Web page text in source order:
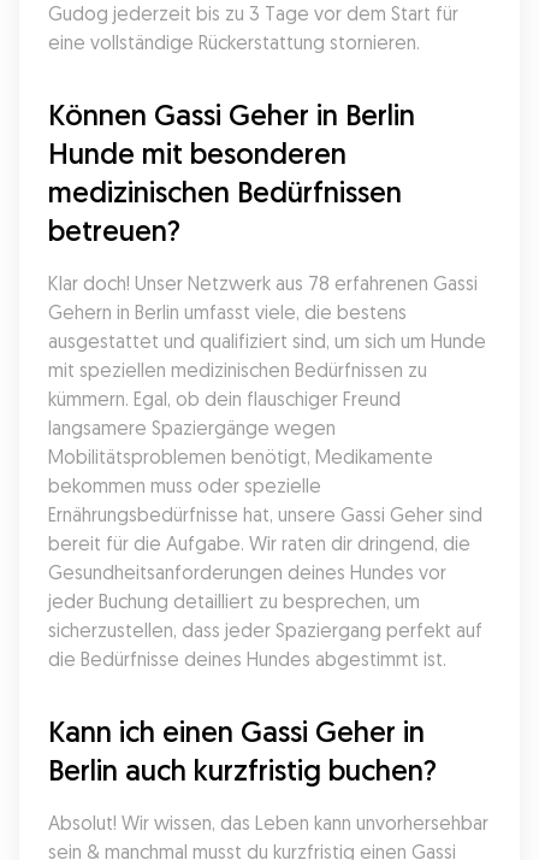
Gudog jederzeit bis zu 3 Tage vor dem Start für
eine vollständige Rückerstattung stornieren.
Können Gassi Geher in Berlin
Hunde mit besonderen
medizinischen Bedürfnissen
betreuen?
Klar doch! Unser Netzwerk aus 78 erfahrenen Gassi
Gehern in Berlin umfasst viele, die bestens
ausgestattet und qualifiziert sind, um sich um Hunde
mit speziellen medizinischen Bedürfnissen zu
kümmern. Egal, ob dein flauschiger Freund
langsamere Spaziergänge wegen
Mobilitätsproblemen benötigt, Medikamente
bekommen muss oder spezielle
Ernährungsbedürfnisse hat, unsere Gassi Geher sind
bereit für die Aufgabe. Wir raten dir dringend, die
Gesundheitsanforderungen deines Hundes vor
jeder Buchung detailliert zu besprechen, um
sicherzustellen, dass jeder Spaziergang perfekt auf
die Bedürfnisse deines Hundes abgestimmt ist.
Kann ich einen Gassi Geher in
Berlin auch kurzfristig buchen?
Absolut! Wir wissen, das Leben kann unvorhersehbar
sein & manchmal musst du kurzfristig einen Gassi